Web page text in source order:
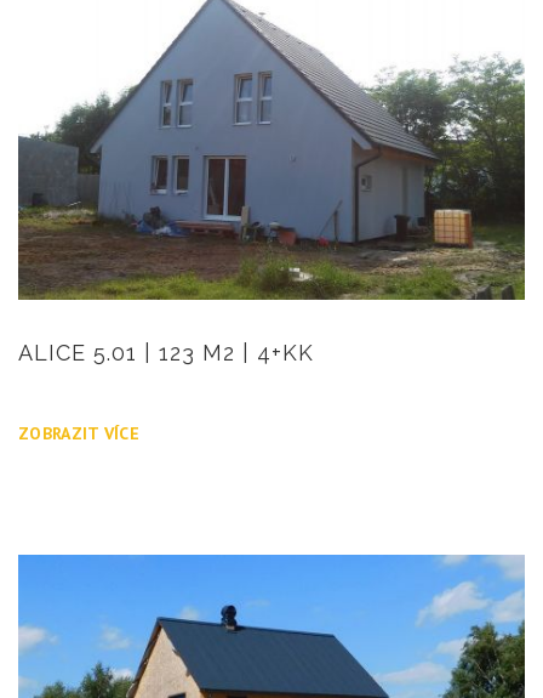
ALICE 5.01 | 123 M2 | 4+KK
ZOBRAZIT VÍCE